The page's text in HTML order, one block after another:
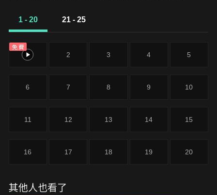
球大賽即將舉辦的消息，讓他興奮得忘記了和小薰的
1 - 20 21 - 25
免費
1 2 3 4 5
6 7 8 9 10
11 12 13 14 15
16 17 18 19 20
其他人也看了